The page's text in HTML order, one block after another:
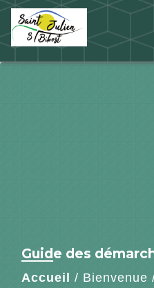
Guide des
Accueil / Bienvenue